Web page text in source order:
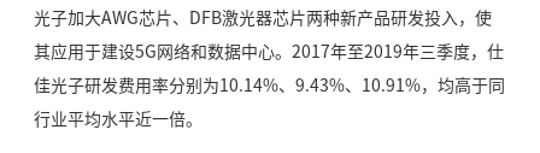
光子加大AWG芯片、DFB激光器芯片两种新产品研发投入，使
其应用于建设5G网络和数据中心。2017年至2019年三季度，仕
佳光子研发费用率分别为10.14%、9.43%、10.91%，均高于同
行业平均水平近一倍。